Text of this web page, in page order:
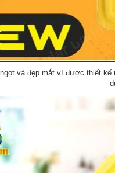
và đẹp mắt vì được thiết